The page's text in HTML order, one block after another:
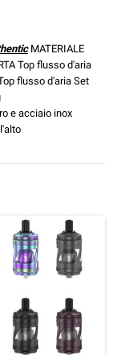
MATERIALE
Top flusso d'aria
flusso d'aria Set
e acciaio inox